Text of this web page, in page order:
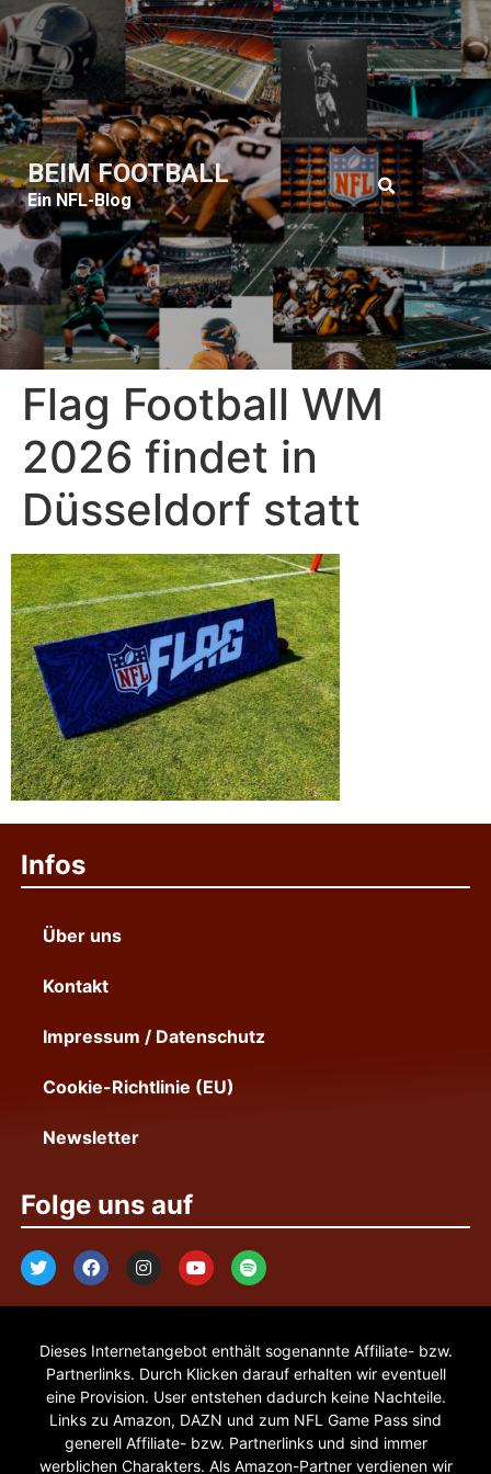
BEIM FOOTBALL
Ein NFL-Blog
Flag Football WM
2026 findet in
Düsseldorf statt
Infos
Über uns
Kontakt
Impressum / Datenschutz
Cookie-Richtlinie (EU)
Newsletter
Folge uns auf
Dieses Internetangebot enthält sogenannte Affiliate- bzw.
Partnerlinks. Durch Klicken darauf erhalten wir eventuell
eine Provision. User entstehen dadurch keine Nachteile.
Links zu Amazon, DAZN und zum NFL Game Pass sind
generell Affiliate- bzw. Partnerlinks und sind immer
werblichen Charakters. Als Amazon-Partner verdienen wir